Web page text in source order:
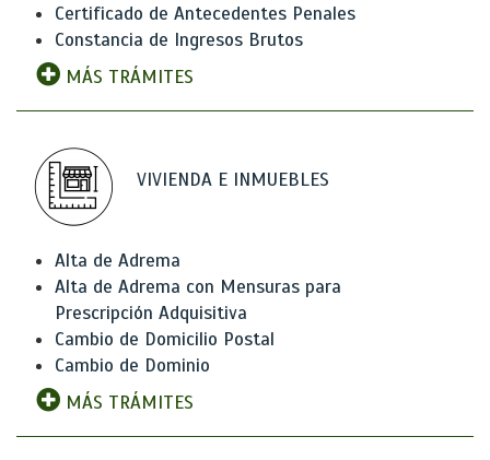
Certificado de Antecedentes Penales
Constancia de Ingresos Brutos
MÁS TRÁMITES
VIVIENDA E INMUEBLES
Alta de Adrema
Alta de Adrema con Mensuras para
Prescripción Adquisitiva
Cambio de Domicilio Postal
Cambio de Dominio
MÁS TRÁMITES